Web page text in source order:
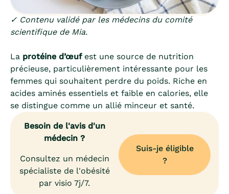
✓ Contenu validé par les médecins du comité
scientifique de Mia.
La protéine d’œufest une source de nutrition
précieuse, particulièrement intéressante pour les
femmes qui souhaitent perdre du poids. Riche en
acides aminés essentiels et faible en calories, elle
se distingue comme un allié minceur et santé.
Besoin de l'avis d'un
médecin ?
Suis-je éligible
?
Consultez un médecin
spécialiste de l'obésité
par visio 7j/7.